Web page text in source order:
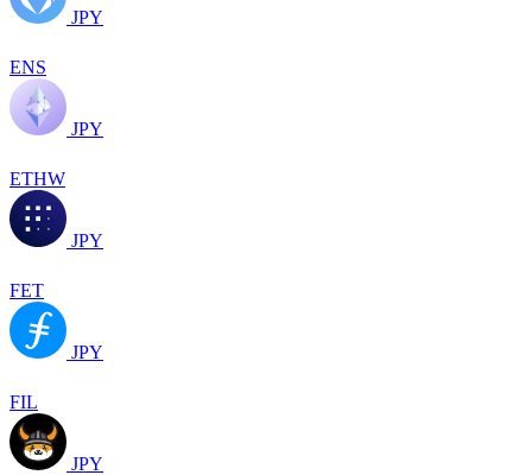
JPY
ENS
JPY
ETHW
JPY
FET
JPY
FIL
JPY